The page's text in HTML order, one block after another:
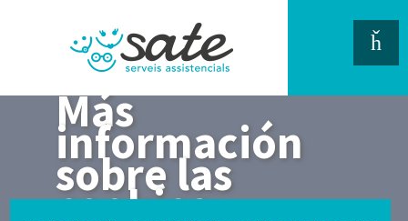
Más
información
sobre las
cookies